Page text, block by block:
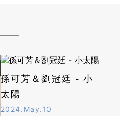
孫可芳＆劉冠廷 - 小
太陽
2024.May.10